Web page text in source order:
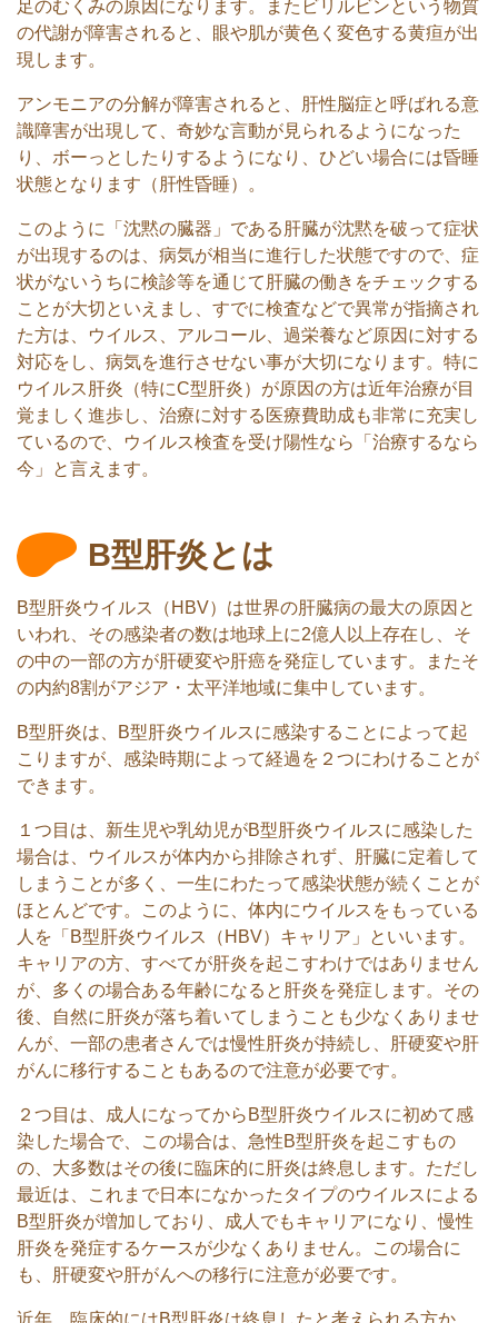
足のむくみの原因になります。またビリルビンという物質
の代謝が障害されると、眼や肌が黄色く変色する黄疸が出
現します。
アンモニアの分解が障害されると、肝性脳症と呼ばれる意
識障害が出現して、奇妙な言動が見られるようになった
り、ボーっとしたりするようになり、ひどい場合には昏睡
状態となります（肝性昏睡）。
このように「沈黙の臓器」である肝臓が沈黙を破って症状
が出現するのは、病気が相当に進行した状態ですので、症
状がないうちに検診等を通じて肝臓の働きをチェックする
ことが大切といえまし、すでに検査などで異常が指摘され
た方は、ウイルス、アルコール、過栄養など原因に対する
対応をし、病気を進行させない事が大切になります。特に
ウイルス肝炎（特にC型肝炎）が原因の方は近年治療が目
覚ましく進歩し、治療に対する医療費助成も非常に充実し
ているので、ウイルス検査を受け陽性なら「治療するなら
今」と言えます。
B型肝炎とは
B型肝炎ウイルス（HBV）は世界の肝臓病の最大の原因と
いわれ、その感染者の数は地球上に2億人以上存在し、そ
の中の一部の方が肝硬変や肝癌を発症しています。またそ
の内約8割がアジア・太平洋地域に集中しています。
B型肝炎は、B型肝炎ウイルスに感染することによって起
こりますが、感染時期によって経過を２つにわけることが
できます。
１つ目は、新生児や乳幼児がB型肝炎ウイルスに感染した
場合は、ウイルスが体内から排除されず、肝臓に定着して
しまうことが多く、一生にわたって感染状態が続くことが
ほとんどです。このように、体内にウイルスをもっている
人を「B型肝炎ウイルス（HBV）キャリア」といいます。
キャリアの方、すべてが肝炎を起こすわけではありません
が、多くの場合ある年齢になると肝炎を発症します。その
後、自然に肝炎が落ち着いてしまうことも少なくありませ
んが、一部の患者さんでは慢性肝炎が持続し、肝硬変や肝
がんに移行することもあるので注意が必要です。
２つ目は、成人になってからB型肝炎ウイルスに初めて感
染した場合で、この場合は、急性B型肝炎を起こすもの
の、大多数はその後に臨床的に肝炎は終息します。ただし
最近は、これまで日本になかったタイプのウイルスによる
B型肝炎が増加しており、成人でもキャリアになり、慢性
肝炎を発症するケースが少なくありません。この場合に
も、肝硬変や肝がんへの移行に注意が必要です。
近年、臨床的にはB型肝炎は終息したと考えられる方か